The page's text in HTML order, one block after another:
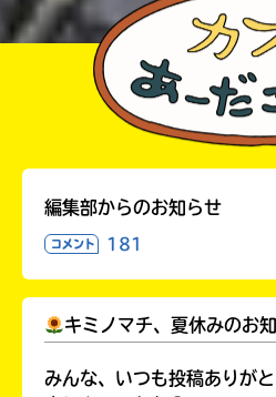
編集部からのお知らせ
コメント 181
キミノマチ、夏休みのお
みんな、いつも投稿ありが